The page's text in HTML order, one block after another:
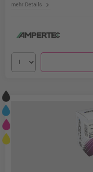
mehr Details chevron_right